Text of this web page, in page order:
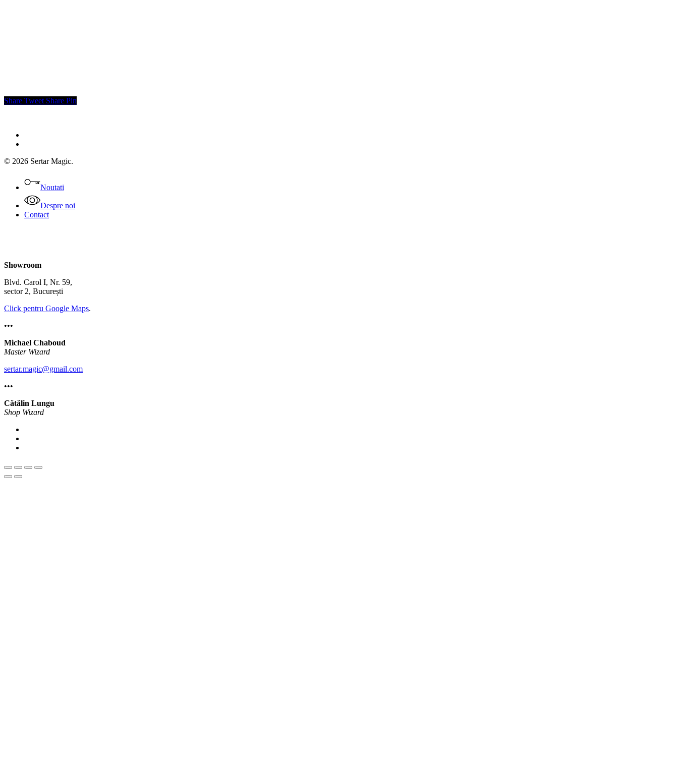
Share Tweet Share Pin
© 2026 Sertar Magic.
Menu
Noutati
Despre noi
Contact
Showroom
Blvd. Carol I, Nr. 59,
sector 2, București
Click pentru Google Maps.
•••
Michael Chaboud
Master Wizard
sertar.magic@gmail.com
•••
Cătălin Lungu
Shop Wizard